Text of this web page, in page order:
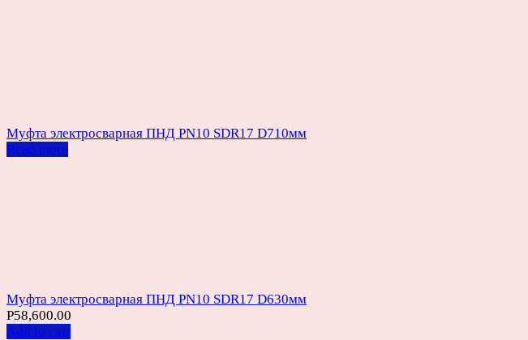
Муфта электросварная ПНД PN10 SDR17 D710мм
Read more
Муфта электросварная ПНД PN10 SDR17 D630мм
Р58,600.00
Add to cart